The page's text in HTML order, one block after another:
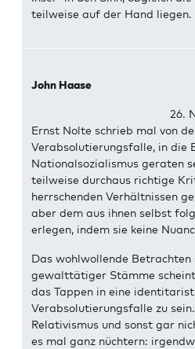
teilweise auf der Hand liegen.
John Haase
26.
Ernst Nolte schrieb mal von
Verabsolutierungsfalle, in die
Nationalsozialismus geraten
teilweise durchaus richtige
herrschenden Verhältnissen
aber dem aus ihnen selbst
erlegen, indem sie keine
Das wohlwollende
gewalttätiger Stämme
das Tappen in eine
Verabsolutierungsfalle zu
Relativismus und sonst gar
es mal ganz nüchtern: